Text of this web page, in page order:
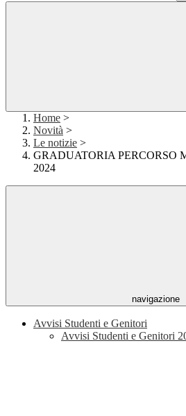
Home >
Novità >
Le notizie >
GRADUATORIA PERCORSO
2024
navigazione
Avvisi Studenti e Genitori
Avvisi Studenti e Genitori